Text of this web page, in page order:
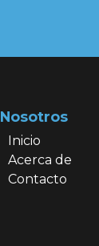
Nosotros
Inicio
Acerca de
Contacto